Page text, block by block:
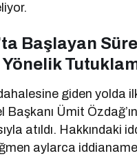
Başlayan
Yönelik
giden yolda
Başkanı Ümit
atıldı. Hakkındaki
aylarca